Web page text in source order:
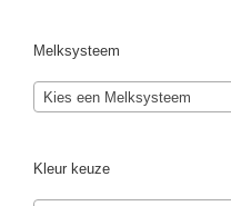
Melksysteem
Kies een Melksysteem
Kleur keuze